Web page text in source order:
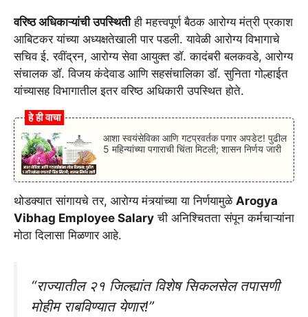
वरिष्ठ अधिकाऱ्यांची उपस्थितीही महत्त्वपूर्ण बैठक आरोग्य मंत्री प्रकाश
आबिटकर यांच्या अध्यक्षतेखाली पार पडली. यावेळी आरोग्य विभागाचे
सचिव ई. रवींद्रन, आरोग्य सेवा आयुक्त डॉ. कादंबरी बलकवडे, आरोग्य
संचालक डॉ. विजय कंदेवाड आणि सहसंचालिका डॉ. सुनिता गोल्हाईत
यांच्यासह विभागातील इतर वरिष्ठ अधिकारी उपस्थित होते.
हे ही वाचा
आशा स्वयंसेविका आणि गटप्रवर्तक पगार अपडेट! पुढील
5 महिन्यांच्या पगाराची चिंता मिटली; शासन निर्णय जारी
थोडक्यात सांगायचे तर, आरोग्य मंत्र्यांच्या या निर्णयामुळे Arogya
Vibhag Employee Salary ची अनिश्चितता संपून कर्मचाऱ्यांना
मोठा दिलासा मिळणार आहे.
“राज्यातील २१ जिल्ह्यांत विशेष सिकलसेल तपासणी
मोहीम राबविण्यात येणार!”